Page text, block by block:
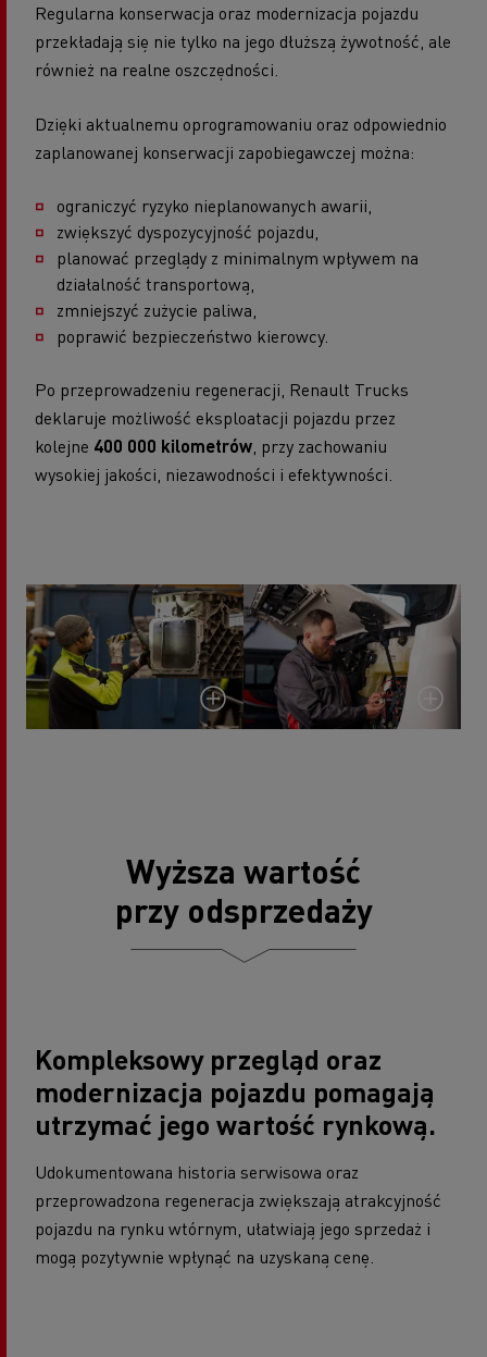
Regularna konserwacja oraz modernizacja pojazdu
przekładają się nie tylko na jego dłuższą żywotność, ale
również na realne oszczędności.
Dzięki aktualnemu oprogramowaniu oraz odpowiednio
zaplanowanej konserwacji zapobiegawczej można:
ograniczyć ryzyko nieplanowanych awarii,
zwiększyć dyspozycyjność pojazdu,
planować przeglądy z minimalnym wpływem na
działalność transportową,
zmniejszyć zużycie paliwa,
poprawić bezpieczeństwo kierowcy.
Po przeprowadzeniu regeneracji, Renault Trucks
deklaruje możliwość eksploatacji pojazdu przez
kolejne 400 000 kilometrów , przy zachowaniu
wysokiej jakości, niezawodności i efektywności.
Wyższa wartość
przy odsprzedaży
Kompleksowy przegląd oraz
modernizacja pojazdu pomagają
utrzymać jego wartość rynkową.
Udokumentowana historia serwisowa oraz
przeprowadzona regeneracja zwiększają atrakcyjność
pojazdu na rynku wtórnym, ułatwiają jego sprzedaż i
mogą pozytywnie wpłynąć na uzyskaną cenę.